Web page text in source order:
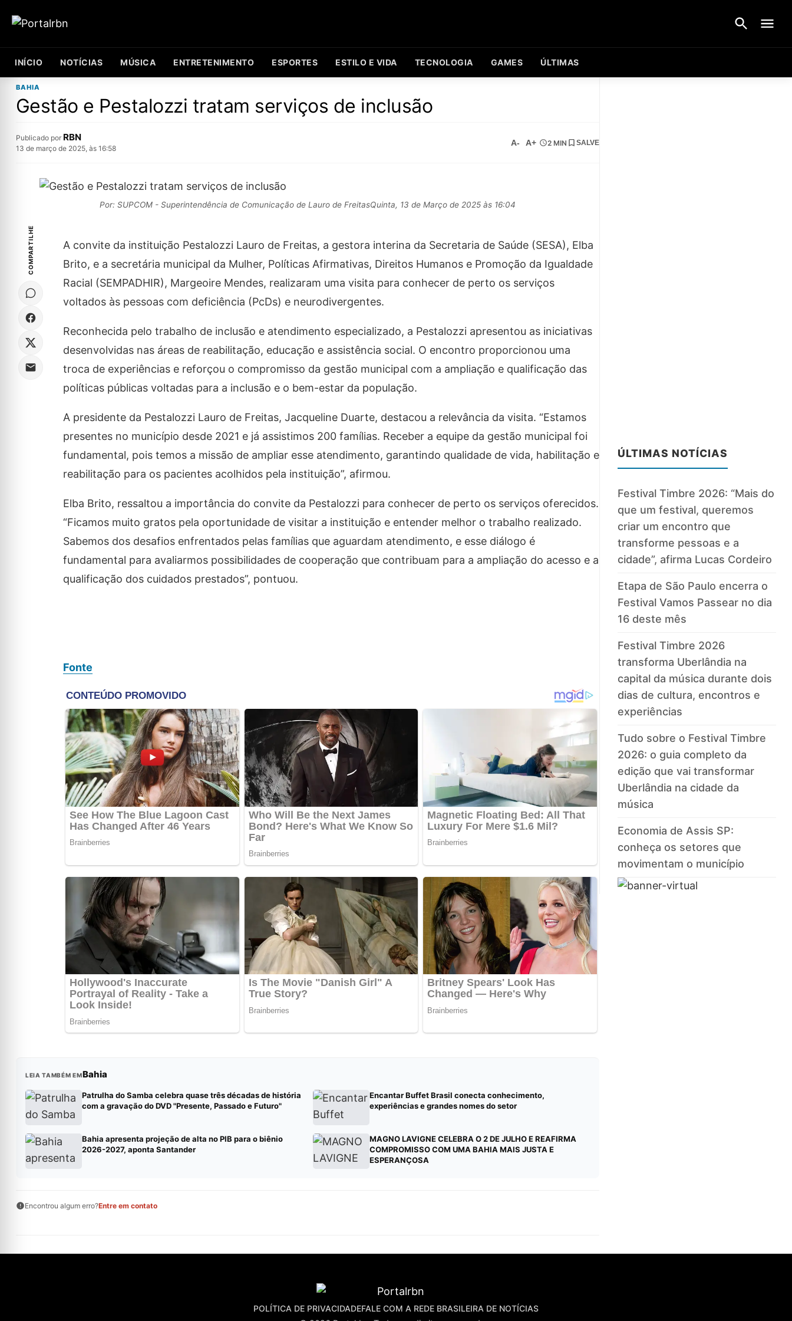
INÍCIO NOTÍCIAS MÚSICA ENTRETENIMENTO ESPORTES ESTILO E VIDA TECNOLOGIA GAMES ÚLTIMAS
BAHIA
Gestão e Pestalozzi tratam serviços de inclusão
Publicado por RBN
13 de março de 2025, às 16:58
A- A+ 2 MIN SALVE
Por: SUPCOM - Superintendência de Comunicação de Lauro de FreitasQuinta, 13 de Março de 2025 às 16:04
COMPARTILHE
A convite da instituição Pestalozzi Lauro de Freitas, a gestora interina da Secretaria de Saúde (SESA), Elba
Brito, e a secretária municipal da Mulher, Políticas Afirmativas, Direitos Humanos e Promoção da Igualdade
Racial (SEMPADHIR), Margeoire Mendes, realizaram uma visita para conhecer de perto os serviços
voltados às pessoas com deficiência (PcDs) e neurodivergentes.
Reconhecida pelo trabalho de inclusão e atendimento especializado, a Pestalozzi apresentou as iniciativas
desenvolvidas nas áreas de reabilitação, educação e assistência social. O encontro proporcionou uma
troca de experiências e reforçou o compromisso da gestão municipal com a ampliação e qualificação das
políticas públicas voltadas para a inclusão e o bem-estar da população.
A presidente da Pestalozzi Lauro de Freitas, Jacqueline Duarte, destacou a relevância da visita. “Estamos
presentes no município desde 2021 e já assistimos 200 famílias. Receber a equipe da gestão municipal foi
fundamental, pois temos a missão de ampliar esse atendimento, garantindo qualidade de vida, habilitação e
reabilitação para os pacientes acolhidos pela instituição”, afirmou.
Elba Brito, ressaltou a importância do convite da Pestalozzi para conhecer de perto os serviços oferecidos.
“Ficamos muito gratos pela oportunidade de visitar a instituição e entender melhor o trabalho realizado.
Sabemos dos desafios enfrentados pelas famílias que aguardam atendimento, e esse diálogo é
fundamental para avaliarmos possibilidades de cooperação que contribuam para a ampliação do acesso e a
qualificação dos cuidados prestados”, pontuou.
Fonte
LEIA TAMBÉM EMBahia
Patrulha do Samba celebra quase três décadas de história
com a gravação do DVD "Presente, Passado e Futuro"
Encantar Buffet Brasil conecta conhecimento,
experiências e grandes nomes do setor
Bahia apresenta projeção de alta no PIB para o biênio
2026-2027, aponta Santander
MAGNO LAVIGNE CELEBRA O 2 DE JULHO E REAFIRMA
COMPROMISSO COM UMA BAHIA MAIS JUSTA E
ESPERANÇOSA
Encontrou algum erro?Entre em contato
ÚLTIMAS NOTÍCIAS
Festival Timbre 2026: “Mais do
que um festival, queremos
criar um encontro que
transforme pessoas e a
cidade”, afirma Lucas Cordeiro
Etapa de São Paulo encerra o
Festival Vamos Passear no dia
16 deste mês
Festival Timbre 2026
transforma Uberlândia na
capital da música durante dois
dias de cultura, encontros e
experiências
Tudo sobre o Festival Timbre
2026: o guia completo da
edição que vai transformar
Uberlândia na cidade da
música
Economia de Assis SP:
conheça os setores que
movimentam o município
POLÍTICA DE PRIVACIDADEFALE COM A REDE BRASILEIRA DE NOTÍCIAS